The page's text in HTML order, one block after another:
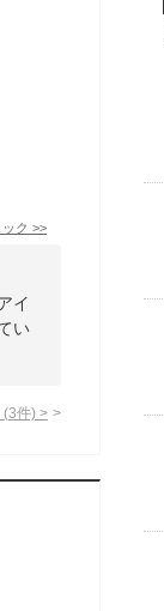
ク >>
イ
い
(3件) >